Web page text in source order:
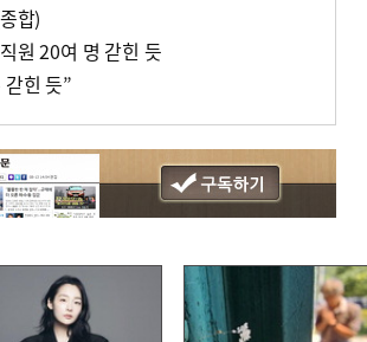
합)
원 20여 명 갇힌 듯
힌 듯”